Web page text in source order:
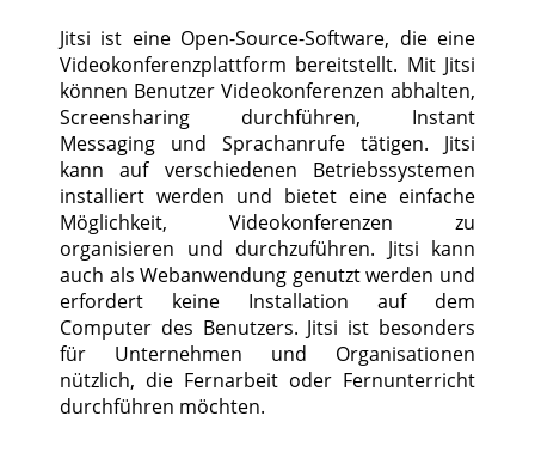
Jitsi ist eine Open-Source-Software, die eine
Videokonferenzplattform bereitstellt. Mit Jitsi
können Benutzer Videokonferenzen abhalten,
Screensharing durchführen, Instant
Messaging und Sprachanrufe tätigen. Jitsi
kann auf verschiedenen Betriebssystemen
installiert werden und bietet eine einfache
Möglichkeit, Videokonferenzen zu
organisieren und durchzuführen. Jitsi kann
auch als Webanwendung genutzt werden und
erfordert keine Installation auf dem
Computer des Benutzers. Jitsi ist besonders
für Unternehmen und Organisationen
nützlich, die Fernarbeit oder Fernunterricht
durchführen möchten.